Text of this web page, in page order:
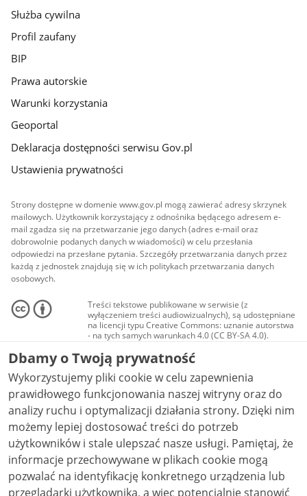
Służba cywilna
Profil zaufany
BIP
Prawa autorskie
Warunki korzystania
Geoportal
Deklaracja dostępności serwisu Gov.pl
Ustawienia prywatności
Strony dostępne w domenie www.gov.pl mogą zawierać adresy skrzynek
mailowych. Użytkownik korzystający z odnośnika będącego adresem e-
mail zgadza się na przetwarzanie jego danych (adres e-mail oraz
dobrowolnie podanych danych w wiadomości) w celu przesłania
odpowiedzi na przesłane pytania. Szczegóły przetwarzania danych przez
każdą z jednostek znajdują się w ich politykach przetwarzania danych
osobowych.
Treści tekstowe publikowane w serwisie (z
wyłączeniem treści audiowizualnych), są udostępniane
na licencji typu Creative Commons: uznanie autorstwa
- na tych samych warunkach 4.0 (CC BY-SA 4.0).
Materiały audiowizualne, w tym zdjęcia, materiały
audio i wideo, są udostępniane na licencji typu
Creative Commons: uznanie autorstwa użycie
niekomercyjne - bez utworów zależnych 4.0 (CC BY-
NC-ND 4.0), o ile nie jest to stwierdzone inaczej.
Dbamy o Twoją prywatność
Wykorzystujemy pliki cookie w celu zapewnienia
prawidłowego funkcjonowania naszej witryny oraz do
analizy ruchu i optymalizacji działania strony. Dzięki nim
możemy lepiej dostosować treści do potrzeb
użytkowników i stale ulepszać nasze usługi. Pamiętaj, że
informacje przechowywane w plikach cookie mogą
pozwalać na identyfikację konkretnego urządzenia lub
przeglądarki użytkownika, a więc potencjalnie stanowić